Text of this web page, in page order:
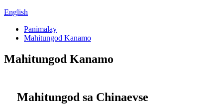
English
Panimalay
Mahitungod Kanamo
Mahitungod Kanamo
Mahitungod sa Chinaevse